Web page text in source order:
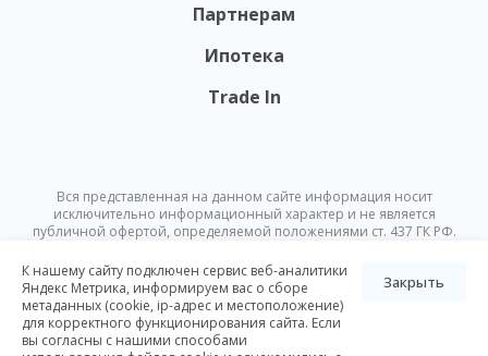
Партнерам
Ипотека
Trade In
Вся представленная на данном сайте информация носит
исключительно информационный характер и не является
публичной офертой, определяемой положениями ст. 437 ГК РФ.
изменена в любое время без предварительного уведомления.
© Nikoliers 2026
Положение об обработке персональных данных
К нашему сайту подключен сервис веб-аналитики
Яндекс Метрика, информируем вас о сборе
метаданных (cookie, ip-адрес и местоположение)
для корректного функционирования сайта. Если
вы согласны с нашими способами
Закрыть